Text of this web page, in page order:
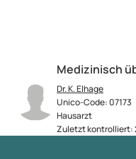
Medizinisch
Dr. K. Elhage
Unico-Code: 07173
Hausarzt
Zuletzt kontrolliert: